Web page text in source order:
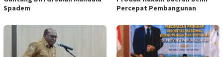
Spadem
Percepat Pembangunan